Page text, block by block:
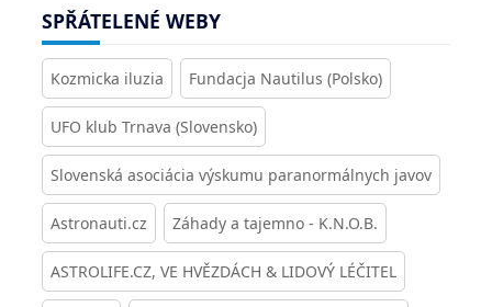
SPŘÁTELENÉ WEBY
Kozmicka iluzia Fundacja Nautilus (Polsko)
UFO klub Trnava (Slovensko)
Slovenská asociácia výskumu paranormálnych javov
Astronauti.cz Záhady a tajemno - K.N.O.B.
ASTROLIFE.CZ, VE HVĚZDÁCH & LIDOVÝ LÉČITEL